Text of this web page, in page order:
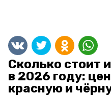
Сколько стоит
в 2026 году:
красную и